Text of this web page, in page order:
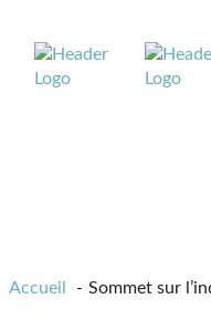
Lien
page
Accueil Sommet sur